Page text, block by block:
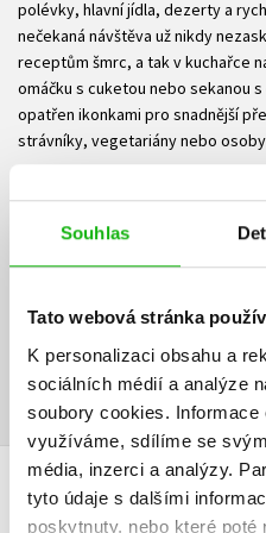
Souhlas
Tato webová stránka
K personalizaci obsahu a
sociálních médií a analýze
soubory cookies. Informace
využíváme, sdílíme se
média, inzerci a analýzy.
tyto údaje s dalšími
poskytnuty, nebo které
polévky, hlavní jídla, dezerty a
nečekaná návštěva už nikdy
receptům šmrc, a tak v kuchařce
omáčku s cuketou nebo sekanou
opatřen ikonkami pro snadnější
strávníky, vegetariány nebo
Mé další recepty naleznete na
Ke stažení
PDF Ukázka.pdf
HODNOCENÍ ČTENÁŘŮ